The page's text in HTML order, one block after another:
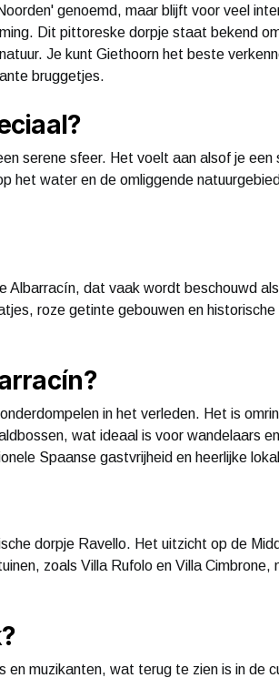
genoemd, maar blijft voor veel
Dit pittoreske dorpje staat bekend
Je kunt Giethoorn het beste
bruggetjes.
serene sfeer. Het voelt aan alsof je een
het water en de omliggende
Albarracín, dat vaak wordt beschouwd
roze getinte gebouwen en historische
in het verleden. Het is
wat ideaal is voor wandelaars en
Spaanse gastvrijheid en heerlijke
dorpje Ravello. Het uitzicht op de
zoals Villa Rufolo en Villa Cimbrone,
en muzikanten, wat terug te zien is in de